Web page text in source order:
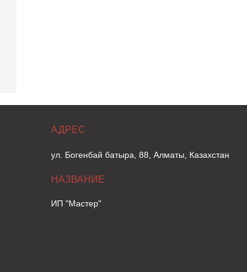
ул. Богенбай батыра, 88, Алматы, Казахстан
ИП "Мастер"